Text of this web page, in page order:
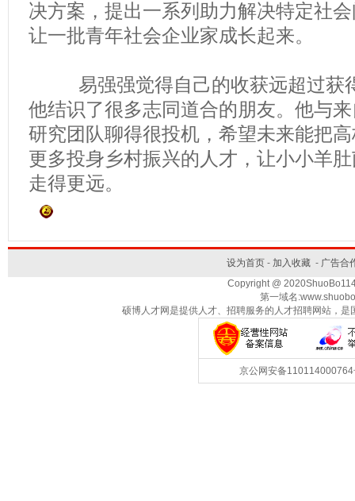
决方案，提出一系列助力解决特定社
让一批青年社会企业家成长起来。
易强强觉得自己的收获远超过获
他结识了很多志同道合的朋友。他与
研究团队聊得很投机，希望未来能把
更多投身乡村振兴的人才，让小小羊
走得更远。
设为首页- 加入收藏- 广告合
Copyright @
第一域名
硕博人才网是提供人才、招聘服务的人才招聘网站，
京公网安备